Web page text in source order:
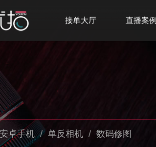
接单大厅 直播案例
安卓手机 / 单反相机 / 数码修图